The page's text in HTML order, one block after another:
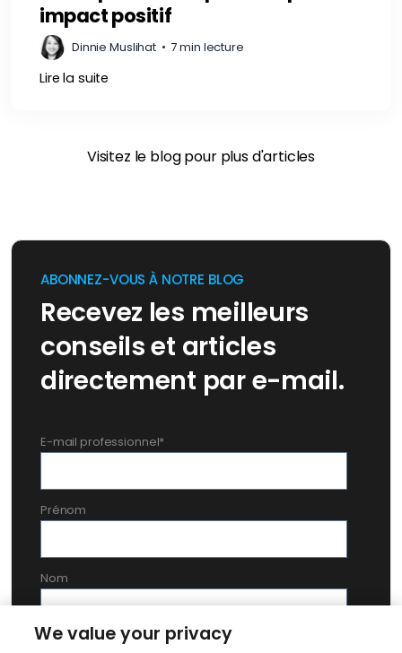
impact positif
Dinnie Muslihat • 7 min lecture
Lire la suite
Visitez le blog pour plus d'articles
ABONNEZ-VOUS À NOTRE BLOG
Recevez les meilleurs
conseils et articles
directement par e-mail.
E-mail professionnel*
Prénom
Nom
En soumettant ce formulaire, vous acceptez la
We value your privacy